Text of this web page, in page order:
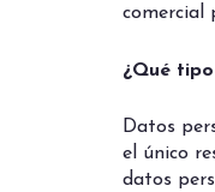
comercial
¿Qué
Datos
el único
datos